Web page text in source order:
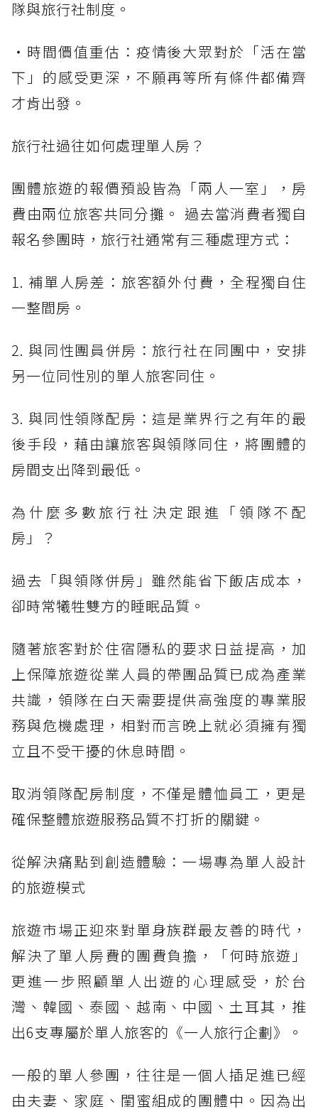
隊與旅行社制度。
・時間價值重估：疫情後大眾對於「活在當
下」的感受更深，不願再等所有條件都備齊
才肯出發。
旅行社過往如何處理單人房？
團體旅遊的報價預設皆為「兩人一室」，房
費由兩位旅客共同分攤。 過去當消費者獨自
報名參團時，旅行社通常有三種處理方式：
1. 補單人房差：旅客額外付費，全程獨自住
一整間房。
2. 與同性團員併房：旅行社在同團中，安排
另一位同性別的單人旅客同住。
3. 與同性領隊配房：這是業界行之有年的最
後手段，藉由讓旅客與領隊同住，將團體的
房間支出降到最低。
為什麼多數旅行社決定跟進「領隊不配
房」？
過去「與領隊併房」雖然能省下飯店成本，
卻時常犧牲雙方的睡眠品質。
隨著旅客對於住宿隱私的要求日益提高，加
上保障旅遊從業人員的帶團品質已成為產業
共識，領隊在白天需要提供高強度的專業服
務與危機處理，相對而言晚上就必須擁有獨
立且不受干擾的休息時間。
取消領隊配房制度，不僅是體恤員工，更是
確保整體旅遊服務品質不打折的關鍵。
從解決痛點到創造體驗：一場專為單人設計
的旅遊模式
旅遊市場正迎來對單身族群最友善的時代，
解決了單人房費的團費負擔，「何時旅遊」
更進一步照顧單人出遊的心理感受，於台
灣、韓國、泰國、越南、中國、土耳其，推
出6支專屬於單人旅客的《一人旅行企劃》。
一般的單人參團，往往是一個人插足進已經
由夫妻、家庭、閨蜜組成的團體中。因為出